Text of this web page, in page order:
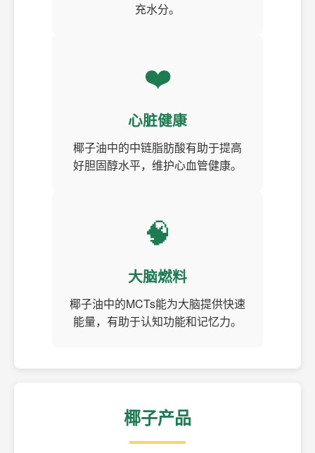
充水分。
❤️
心脏健康
椰子油中的中链脂肪酸有助于提高
好胆固醇水平，维护心血管健康。
🧠
大脑燃料
椰子油中的MCTs能为大脑提供快速
能量，有助于认知功能和记忆力。
椰子产品